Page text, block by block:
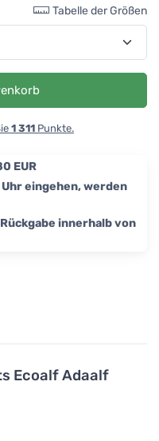
Ecoalf Adaalf
Tabelle der Größen
1 311 Punkte.
EUR
eingehen, werden
innerhalb von